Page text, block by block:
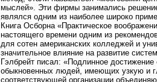
мыслей». Эти фирмы занимались
являлся одним из наиболее широко
Книга Осборна «Практическое
настоящего времени одним из
для сотен американских колледжей и
значительное влияние на развитие
Гэлбрейт писал: «Подлинное
обыкновенных людей, имеющих узкую и
соответствующей организации